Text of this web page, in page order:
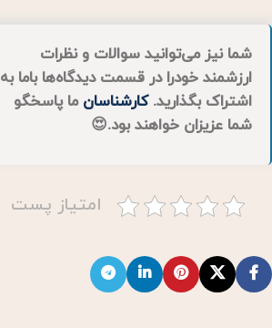
شما نیز می‌توانید سوالات و نظرات
ارزشمند خودرا در قسمت دیدگاه‌ها باما به
اشتراک بگذارید.کارشناسانما پاسخگو
شما عزیزان خواهند بود.😍
امتیاز پست